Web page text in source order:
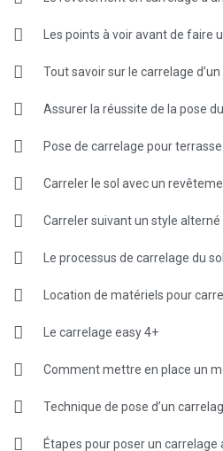
Les points à voir avant de faire
Tout savoir sur le carrelage
Assurer la réussite de la pose
Pose de carrelage pour terrasse
Carreler le sol avec un
Carreler suivant un style alterné
Le processus de carrelage du sol
Location de matériels pour
Le carrelage easy 4+
Comment mettre en place un
Technique de pose d’un
Étapes pour poser un carrelage